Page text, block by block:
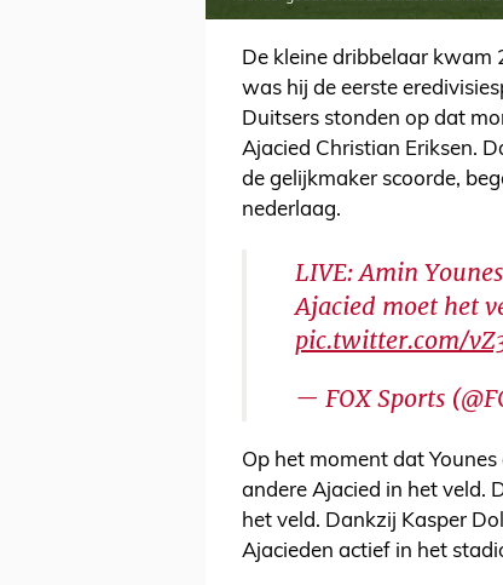
De kleine dribbelaar kwam
was hij de eerste
Duitsers stonden op dat
Ajacied Christian Eriksen.
de gelijkmaker scoorde,
nederlaag.
LIVE: Amin
Ajacied moet het
pic.twitter.com/
— FOX Sports
Op het moment dat
andere Ajacied in het veld.
het veld. Dankzij Kasper
Ajacieden actief in het